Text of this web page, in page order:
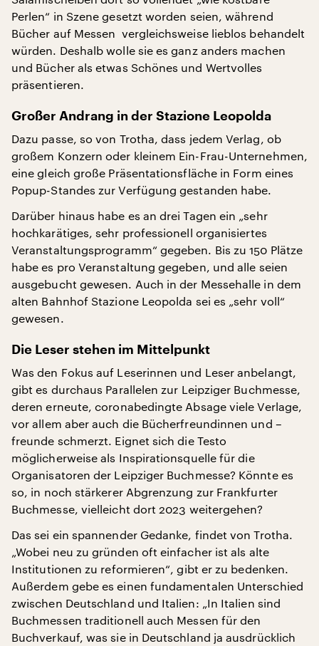
Perlen“ in Szene gesetzt worden seien, während
Bücher auf Messen vergleichsweise lieblos behandelt
würden. Deshalb wolle sie es ganz anders machen
und Bücher als etwas Schönes und Wertvolles
präsentieren.
Großer Andrang in der Stazione Leopolda
Dazu passe, so von Trotha, dass jedem Verlag, ob
großem Konzern oder kleinem Ein-Frau-Unternehmen,
eine gleich große Präsentationsfläche in Form eines
Popup-Standes zur Verfügung gestanden habe.
Darüber hinaus habe es an drei Tagen ein „sehr
hochkarätiges, sehr professionell organisiertes
Veranstaltungsprogramm“ gegeben. Bis zu 150 Plätze
habe es pro Veranstaltung gegeben, und alle seien
ausgebucht gewesen. Auch in der Messehalle in dem
alten Bahnhof Stazione Leopolda sei es „sehr voll“
gewesen.
Die Leser stehen im Mittelpunkt
Was den Fokus auf Leserinnen und Leser anbelangt,
gibt es durchaus Parallelen zur Leipziger Buchmesse,
deren erneute, coronabedingte Absage viele Verlage,
vor allem aber auch die Bücherfreundinnen und –
freunde schmerzt. Eignet sich die Testo
möglicherweise als Inspirationsquelle für die
Organisatoren der Leipziger Buchmesse? Könnte es
so, in noch stärkerer Abgrenzung zur Frankfurter
Buchmesse, vielleicht dort 2023 weitergehen?
Das sei ein spannender Gedanke, findet von Trotha.
„Wobei neu zu gründen oft einfacher ist als alte
Institutionen zu reformieren“, gibt er zu bedenken.
Außerdem gebe es einen fundamentalen Unterschied
zwischen Deutschland und Italien: „In Italien sind
Buchmessen traditionell auch Messen für den
Buchverkauf, was sie in Deutschland ja ausdrücklich